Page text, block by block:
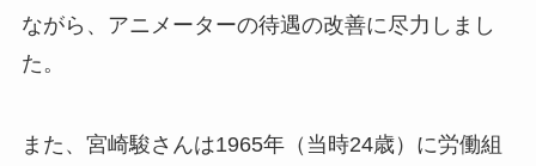
ながら、アニメーターの待遇の改善に尽力しまし
た。
また、宮崎駿さんは1965年（当時24歳）に労働組